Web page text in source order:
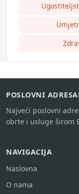
POSLOVNI
Najveći poslovni
obrte i usluge širom
NAVIGACIJA
Naslovna
O nama